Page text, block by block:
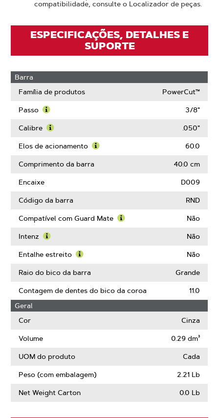
compatibilidade, consulte o Localizador de peças.
ESPECIFICAÇÕES, DETALHES E
SUPORTE
Barra
Família de produtos
PowerCut™
Passo
mais
Passo
3/8"
Calibre
mais
Calibre
.050"
Elos de acionamento
mais
60.0
Comprimento da barra 40.0 cm
Encaixe D009
Código da barra RND
Compatível com Guard Mate Não
Intenz
mais
Intenz
Não
Entalhe estreito
mais
Entalhe
estreito
Não
Raio do bico da barra Grande
Contagem de dentes do bico da coroa
11.0
Geral
Cor
Cinza
Volume 0.29 dm³
UOM do produto Cada
Peso (com embalagem) 2.21 Lb
Net Weight Carton 0.0 Lb